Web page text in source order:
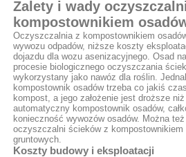
Zalety i wady
kompostownikiem
Oczyszczalnia z kompostownikiem
wywozu odpadów, niższe koszty
dojazdu dla wozu asenizacyjnego. Osad
procesie biologicznego oczyszczania
wykorzystany jako nawóz dla roślin.
kompostownik osadów trzeba co jakiś
kompost, a jego założenie jest droższe
automatyczny kompostownik osadów,
konieczność wywozów osadów. Można
oczyszczalni ścieków z
gruntowych.
Koszty budowy i eksploatacji